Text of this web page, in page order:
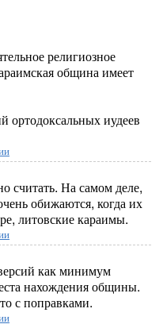
религиозное
община имеет
ортодоксальных иудеев
считать. На самом деле,
обижаются, когда их
литовские караимы.
как минимум
нахождения общины.
с поправками.